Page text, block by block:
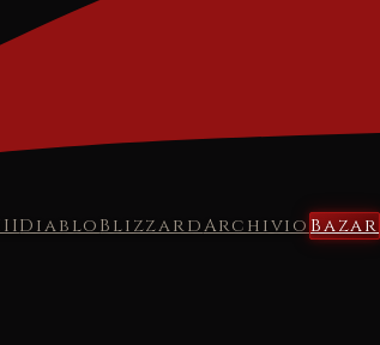
DiabloBlizzardArchivioBazar